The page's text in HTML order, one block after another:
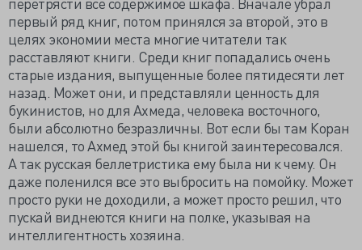
первый ряд книг, потом принялся за второй, это в
целях экономии места многие читатели так
расставляют книги. Среди книг попадались очень
старые издания, выпущенные более пятидесяти лет
назад. Может они, и представляли ценность для
букинистов, но для Ахмеда, человека восточного,
были абсолютно безразличны. Вот если бы там Коран
нашелся, то Ахмед этой бы книгой заинтересовался.
А так русская беллетристика ему была ни к чему. Он
даже поленился все это выбросить на помойку. Может
просто руки не доходили, а может просто решил, что
пускай виднеются книги на полке, указывая на
интеллигентность хозяина.